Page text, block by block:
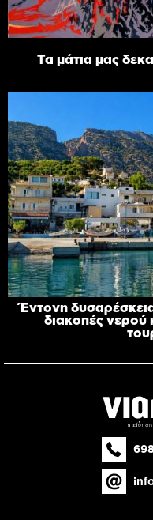
Τα μάτια μας
Έντονη
διακοπές νερού